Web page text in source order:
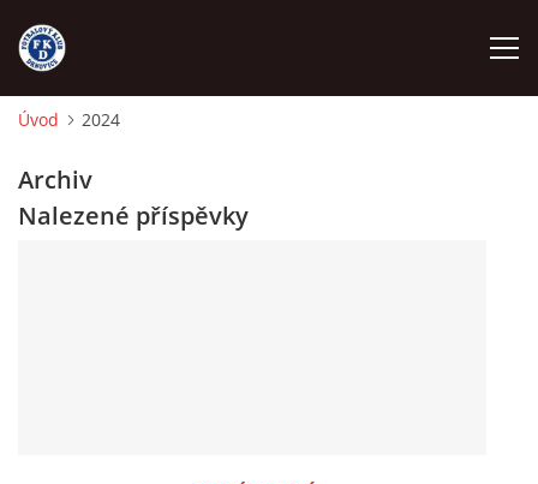
NÁBOR
Úvod 2024
Archiv
Nalezené příspěvky